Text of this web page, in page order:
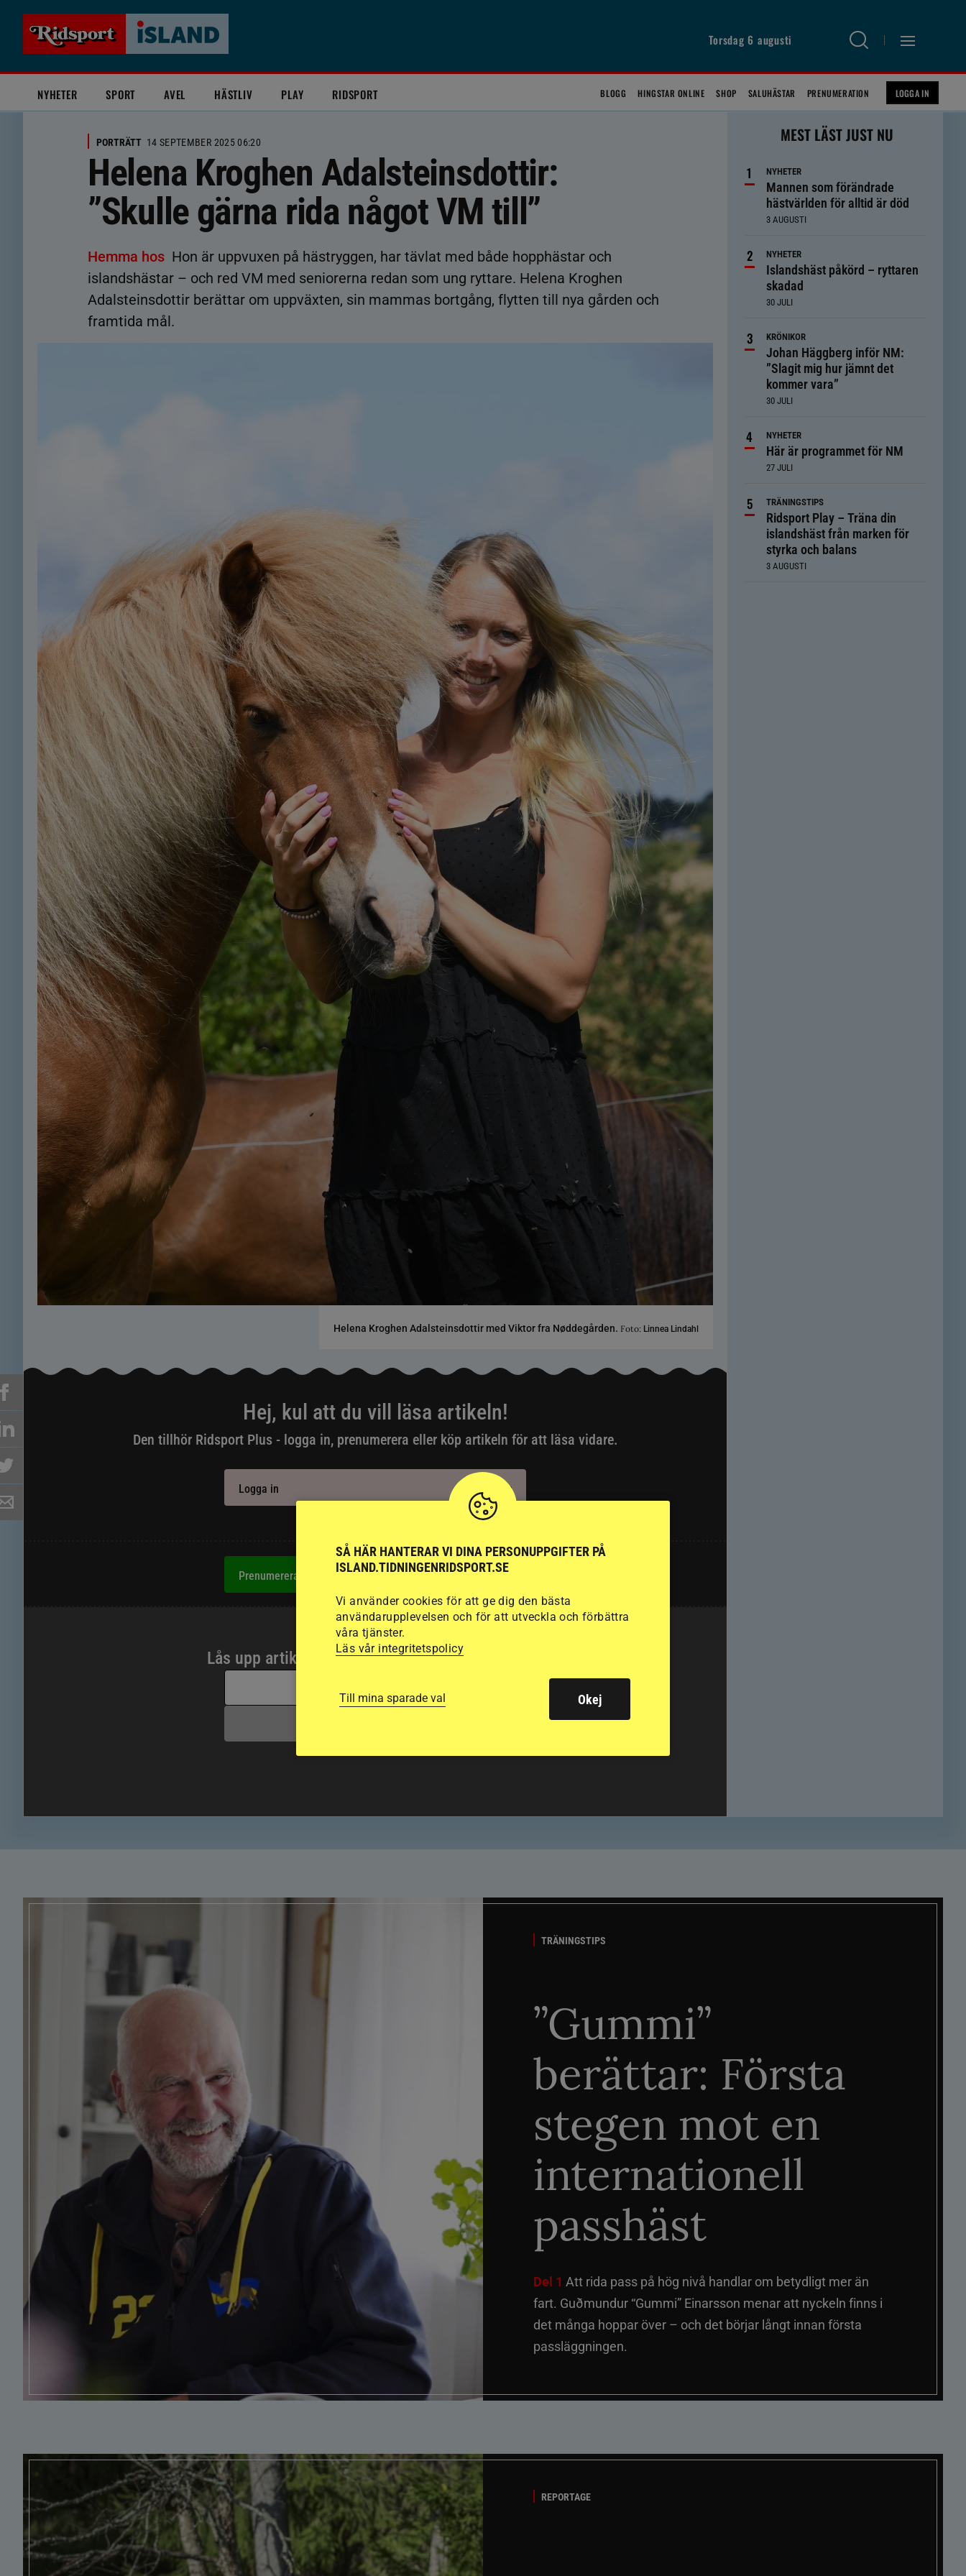
Torsdag 6 augusti
NYHETER SPORT AVEL HÄSTLIV PLAY RIDSPORT BLOGG HINGSTAR ONLINE SHOP SALUHÄSTAR PRENUMERATION LOGGA IN
PORTRÄTT 14 SEPTEMBER 2025 06:20
Helena Kroghen Adalsteinsdottir:
”Skulle gärna rida något VM till”
Hemma hos Hon är uppvuxen på hästryggen, har tävlat med både hopphästar och
islandshästar – och red VM med seniorerna redan som ung ryttare. Helena Kroghen
Adalsteinsdottir berättar om uppväxten, sin mammas bortgång, flytten till nya gården och
framtida mål.
Helena Kroghen Adalsteinsdottir med Viktor fra Nøddegården. Foto: Linnea Lindahl
Hej, kul att du vill läsa artikeln!
Den tillhör Ridsport Plus - logga in, prenumerera eller köp artikeln för att läsa vidare.
Logga in
Prenumerera på Ridsport från 119:-/mån
MEST LÄST JUST NU
NYHETER
Mannen som förändrade
hästvärlden för alltid är död
3 AUGUSTI
NYHETER
Islandshäst påkörd – ryttaren
skadad
30 JULI
KRÖNIKOR
Johan Häggberg inför NM:
”Slagit mig hur jämnt det
kommer vara”
30 JULI
NYHETER
Här är programmet för NM
27 JULI
TRÄNINGSTIPS
Ridsport Play – Träna din
islandshäst från marken för
styrka och balans
3 AUGUSTI
TRÄNINGSTIPS
”Gummi”
berättar: Första
stegen mot en
internationell
passhäst
Del 1 Att rida pass på hög nivå handlar om betydligt mer än
fart. Guðmundur “Gummi” Einarsson menar att nyckeln finns i
det många hoppar över – och det börjar långt innan första
passläggningen.
REPORTAGE
SÅ HÄR HANTERAR VI DINA PERSONUPPGIFTER PÅ
ISLAND.TIDNINGENRIDSPORT.SE
Vi använder cookies för att ge dig den bästa
användarupplevelsen och för att utveckla och förbättra
våra tjänster.
Läs vår integritetspolicy
Till mina sparade val Okej